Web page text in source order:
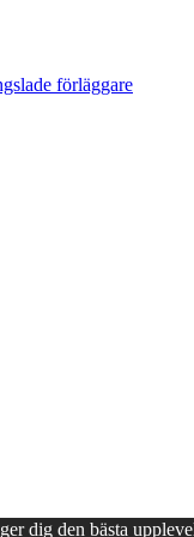
förläggare
dig den bästa